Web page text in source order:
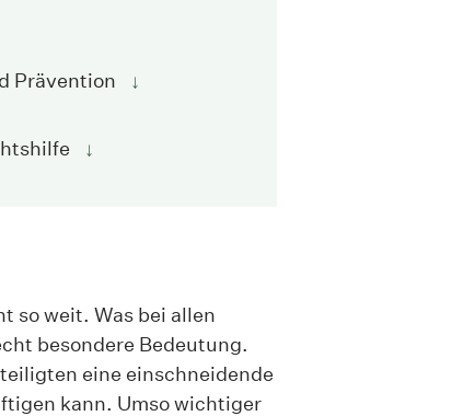
Prävention ↓
↓
so weit. Was bei allen
besondere Bedeutung.
eine einschneidende
kann. Umso wichtiger